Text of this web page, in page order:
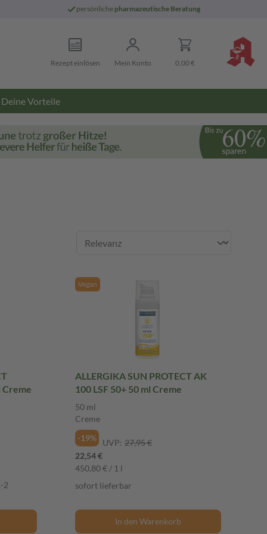
persönliche pharmazeutische Beratung
Rezept einlösen Mein Konto 0,00 €
Deine Vorteile
Creme
2
Vegan
ALLERGIKA SUN PROTECT AK
100 LSF 50+ 50 ml Creme
50 ml
Creme
-19%
UVP: 27,95 €
22,54 €
450,80 € / 1 l
sofort lieferbar
In den Warenkorb